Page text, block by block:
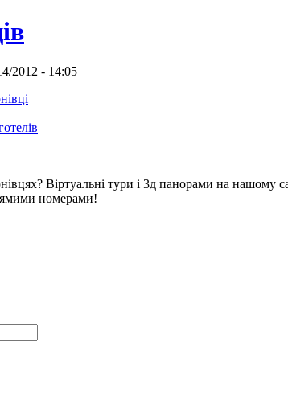
2012 - 14:05
Віртуальні тури і 3д панорами на нашому
номерами!